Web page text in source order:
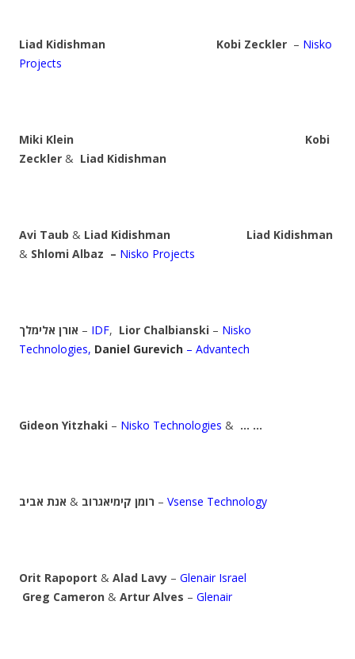
Liad Kidishman Kobi Zeckler – Nisko
Projects
Miki Klein Kobi
Zeckler & Liad Kidishman
Avi Taub & Liad Kidishman
Liad Kidishman
& Shlomi Albaz – Nisko Projects
אורן אלימלך – IDF, Lior Chalbianski – Nisko
Technologies, Daniel Gurevich – Advantech
Gideon Yitzhaki – Nisko Technologies & … …
רומן קימיאגרוב & אנת אביב – Vsense Technology
Orit Rapoport & Alad Lavy – Glenair Israel
Greg Cameron & Artur Alves – Glenair